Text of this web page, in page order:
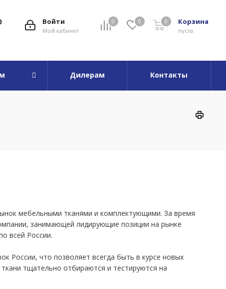
0 0 Корзина
пуста
0
Войти
Мой кабинет
Дилерам Контакты
мебельными тканями и комплектующими. За время
занимающей лидирующие позиции на рынке
всей России.
России, что позволяет всегда быть в курсе новых
тщательно отбираются и тестируются на